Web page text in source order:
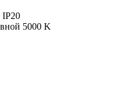
IP20
5000 K